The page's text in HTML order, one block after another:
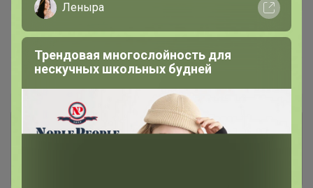
В архиве
—
Собрано
71 %
Ожидание
Комментарии к лотам
Леныра
Трендовая многослойность для
нескучных школьных будней